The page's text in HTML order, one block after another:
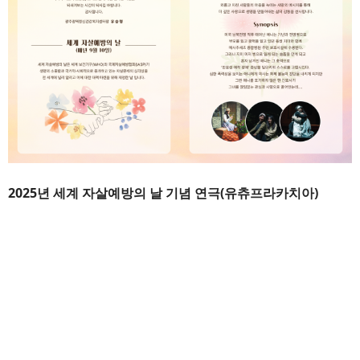
2025년 세계 자살예방의 날 기념 연극(유츄프라카치아)